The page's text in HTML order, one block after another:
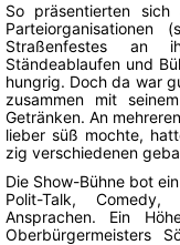
So präsentierten
Parteiorganisationen
Straßenfestes an
Ständeablaufen und
hungrig. Doch da war
zusammen mit
Getränken. An
lieber süß mochte,
zig verschiedenen
Die Show-Bühne bot
Polit-Talk,
Ansprachen. Ein
Oberbürgermeisters